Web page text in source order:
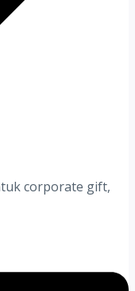
corporate gift,